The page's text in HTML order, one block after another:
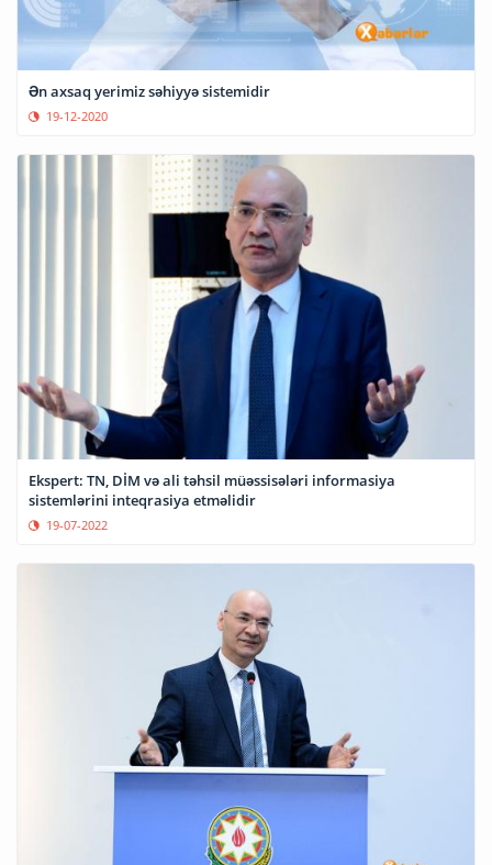
Ən axsaq yerimiz səhiyyə sistemidir
19-12-2020
Ekspert: TN, DİM və ali təhsil müəssisələri informasiya
sistemlərini inteqrasiya etməlidir
19-07-2022